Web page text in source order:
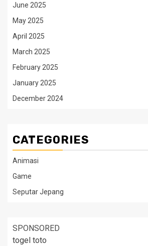
June 2025
May 2025
April 2025
March 2025
February 2025
January 2025
December 2024
CATEGORIES
Animasi
Game
Seputar Jepang
SPONSORED
togel toto